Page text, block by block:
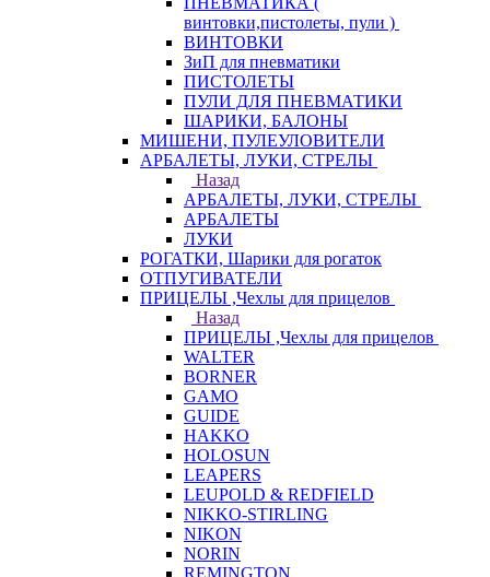
винтовки,пистолеты, пули )
ВИНТОВКИ
ЗиП для пневматики
ПИСТОЛЕТЫ
ПУЛИ ДЛЯ ПНЕВМАТИКИ
ШАРИКИ, БАЛОНЫ
МИШЕНИ, ПУЛЕУЛОВИТЕЛИ
АРБАЛЕТЫ, ЛУКИ, СТРЕЛЫ
Назад
АРБАЛЕТЫ, ЛУКИ, СТРЕЛЫ
АРБАЛЕТЫ
ЛУКИ
РОГАТКИ, Шарики для рогаток
ОТПУГИВАТЕЛИ
ПРИЦЕЛЫ ,Чехлы для прицелов
Назад
ПРИЦЕЛЫ ,Чехлы для прицелов
WALTER
BORNER
GAMO
GUIDE
HAKKO
HOLOSUN
LEAPERS
LEUPOLD & REDFIELD
NIKKO-STIRLING
NIKON
NORIN
REMINGTON